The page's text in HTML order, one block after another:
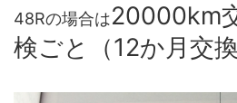
48Rの場合は20000km
検ごと（12か月交換